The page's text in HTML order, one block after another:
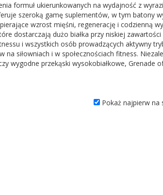
formuł ukierunkowanych na wydajność z
szeroką gamę suplementów, w tym batony
wzrost mięśni, regenerację i codzienną
dostarczają dużo białka przy niskiej
i wszystkich osób prowadzących aktywny
siłowniach i w społecznościach fitness.
wygodne przekąski wysokobiałkowe, Grenade
Pokaż najpierw na